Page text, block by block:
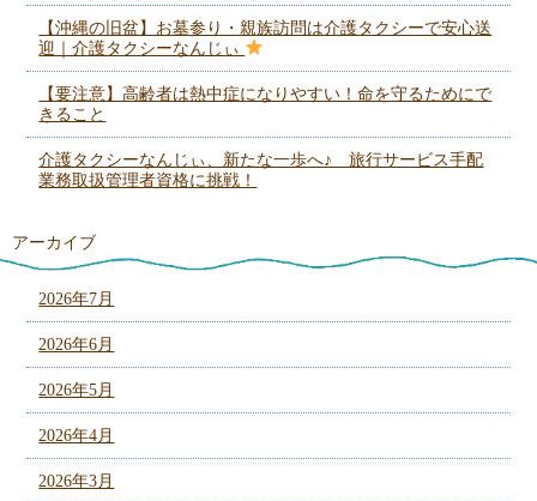
【沖縄の旧盆】お墓参り・親族訪問は介護タクシーで安心送
迎｜介護タクシーなんじぃ
【要注意】高齢者は熱中症になりやすい！命を守るためにで
きること
介護タクシーなんじぃ、新たな一歩へ♪ 旅行サービス手配
業務取扱管理者資格に挑戦！
アーカイブ
2026年7月
2026年6月
2026年5月
2026年4月
2026年3月